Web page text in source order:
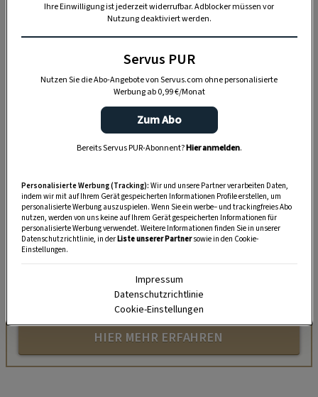
„Servus Garten“ auf WhatsApp
Nutzen Sie WhatsApp auf Ihrem Handy und lieben es, auf
dem Balkon, der Terrasse oder im Garten zu werkeln? In
unserem kostenlosen WhatsApp-Kanal finden Sie täglich
Tipps und Tricks für Garten, Terrasse, Balkon- und
HIER MEHR ERFAHREN
Ihre Einwilligung ist jederzeit widerrufbar. Adblocker müssen vor
Nutzung deaktiviert werden.
Servus PUR
Nutzen Sie die Abo-Angebote von Servus.com ohne personalisierte
Werbung ab 0,99 €/Monat
Zum Abo
Bereits Servus PUR-Abonnent?Hier anmelden.
Personalisierte Werbung (Tracking): Wir und unsere Partner verarbeiten Daten,
indem wir mit auf Ihrem Gerät gespeicherten Informationen Profile erstellen, um
personalisierte Werbung auszuspielen. Wenn Sie ein werbe– und trackingfreies Abo
nutzen, werden von uns keine auf Ihrem Gerät gespeicherten Informationen für
personalisierte Werbung verwendet. Weitere Informationen finden Sie in unserer
Datenschutzrichtlinie, in derListe unserer Partnersowie in den Cookie-
Einstellungen.
Impressum
Datenschutzrichtlinie
Cookie-Einstellungen